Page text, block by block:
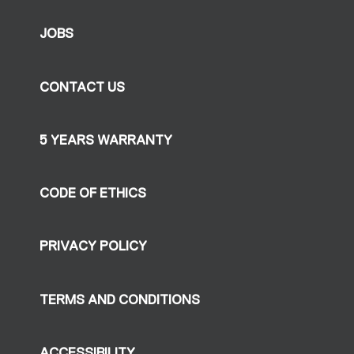
JOBS
CONTACT US
5 YEARS WARRANTY
CODE OF ETHICS
PRIVACY POLICY
TERMS AND CONDITIONS